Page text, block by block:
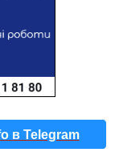
в Telegram